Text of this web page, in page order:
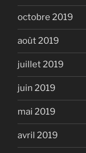
octobre 2019
août 2019
juillet 2019
juin 2019
mai 2019
avril 2019